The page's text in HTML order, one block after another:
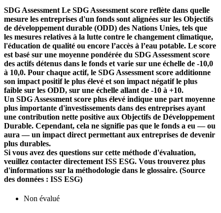
SDG Assessment Le SDG Assessment score reflète dans quelle
mesure les entreprises d'un fonds sont alignées sur les Objectifs
de développement durable (ODD) des Nations Unies, tels que
les mesures relatives à la lutte contre le changement climatique,
l'éducation de qualité ou encore l’accès à l’eau potable. Le score
est basé sur une moyenne pondérée du SDG Assessment score
des actifs détenus dans le fonds et varie sur une échelle de -10,0
à 10,0. Pour chaque actif, le SDG Assessment score additionne
son impact positif le plus élevé et son impact négatif le plus
faible sur les ODD, sur une échelle allant de -10 à +10.
Un SDG Assessment score plus élevé indique une part moyenne
plus importante d'investissements dans des entreprises ayant
une contribution nette positive aux Objectifs de Développement
Durable. Cependant, cela ne signifie pas que le fonds a eu — ou
aura — un impact direct permettant aux entreprises de devenir
plus durables.
Si vous avez des questions sur cette méthode d'évaluation,
veuillez contacter directement ISS ESG. Vous trouverez plus
d'informations sur la méthodologie dans le glossaire. (Source
des données : ISS ESG)
Non évalué